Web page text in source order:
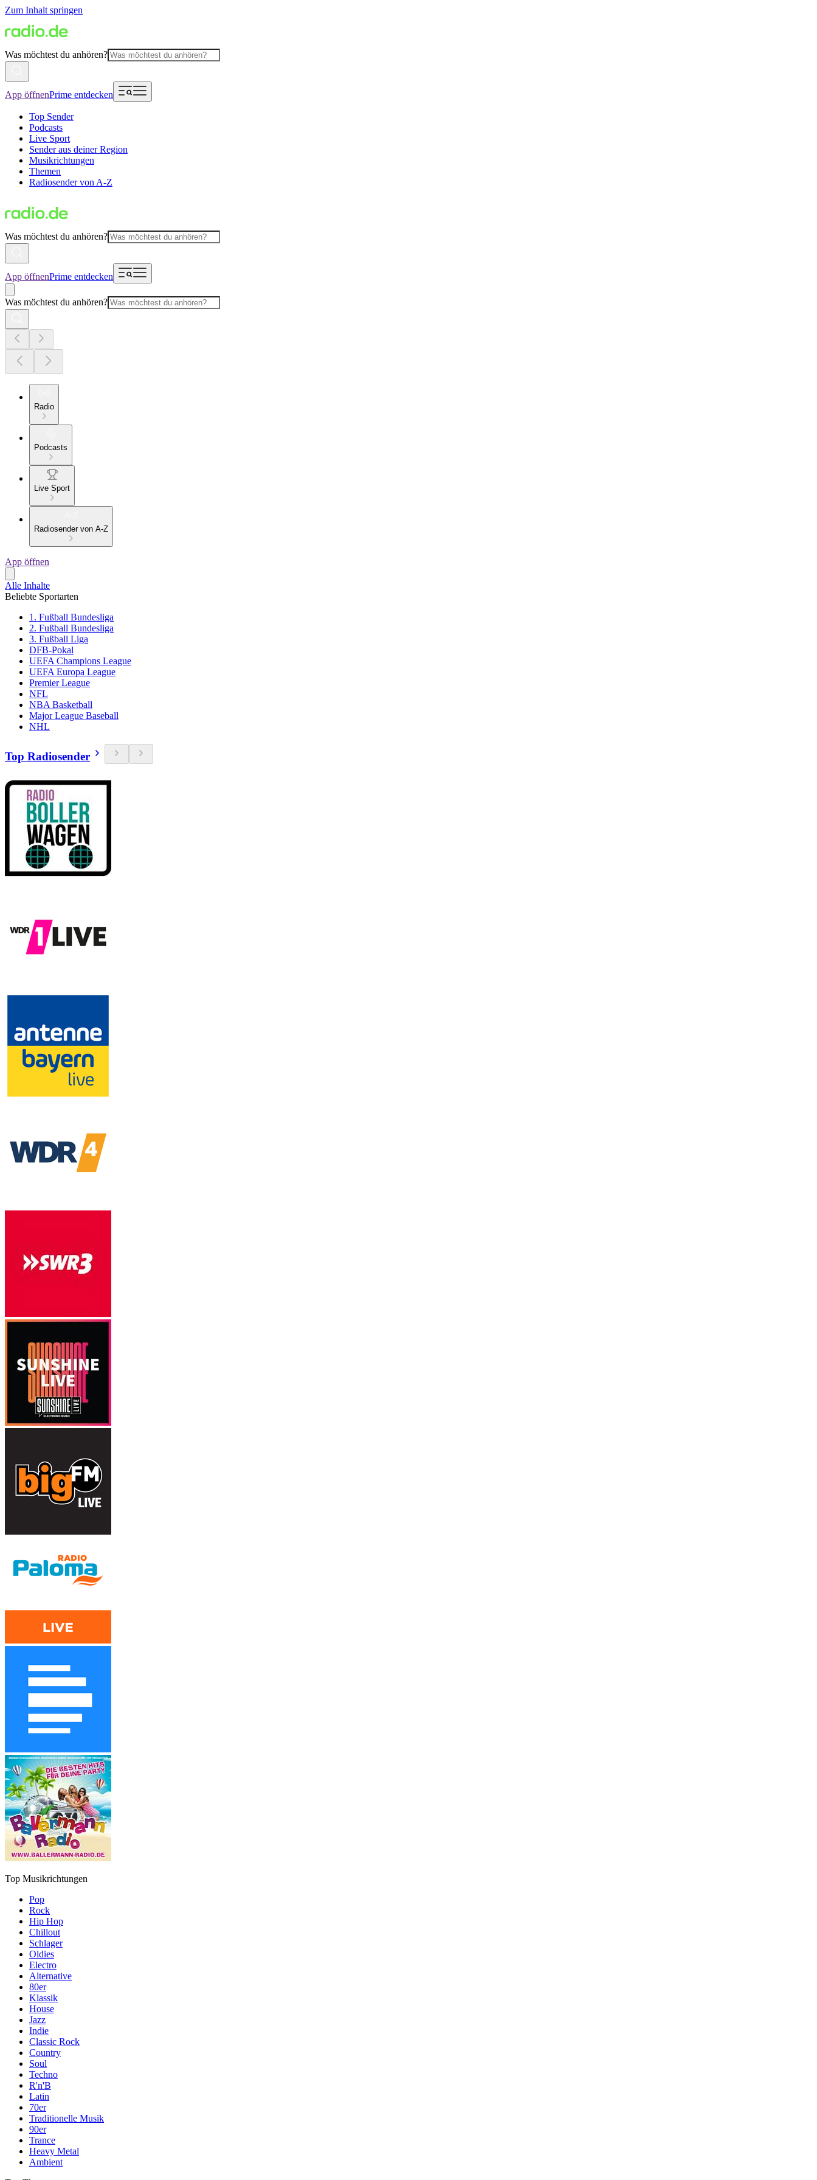
Zum Inhalt springen
Was möchtest du anhören?
App öffnenPrime entdecken
Top Sender
Podcasts
Live Sport
Sender aus deiner Region
Musikrichtungen
Themen
Radiosender von A-Z
Was möchtest du anhören?
App öffnenPrime entdecken
Was möchtest du anhören?
Radio
Podcasts
Live Sport
Radiosender von A-Z
App öffnen
Alle Inhalte
Beliebte Sportarten
1. Fußball Bundesliga
2. Fußball Bundesliga
3. Fußball Liga
DFB-Pokal
UEFA Champions League
UEFA Europa League
Premier League
NFL
NBA Basketball
Major League Baseball
NHL
Top Radiosender
Top Musikrichtungen
Pop
Rock
Hip Hop
Chillout
Schlager
Oldies
Electro
Alternative
80er
Klassik
House
Jazz
Indie
Classic Rock
Country
Soul
Techno
R'n'B
Latin
70er
Traditionelle Musik
90er
Trance
Heavy Metal
Ambient